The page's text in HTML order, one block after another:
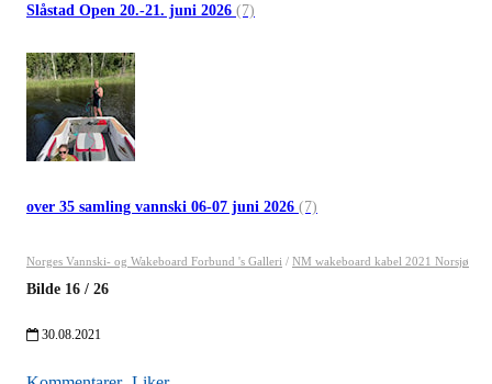
Slåstad Open 20.-21. juni 2026 (7)
over 35 samling vannski 06-07 juni 2026 (7)
Norges Vannski- og Wakeboard Forbund 's Galleri / NM wakeboard kabel 2021 Norsjø
Bilde 16 / 26
30.08.2021